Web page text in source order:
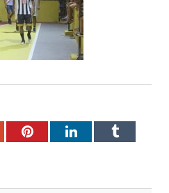
PinterestLinkedInTumblr